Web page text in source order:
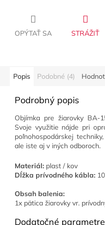
OPÝTAŤ SA STRÁŽIŤ
Popis Podobné (4)
Podrobný popis
Objímka pre žiarovky BA-
Svoje využitie nájde pri
poľnohospodárskej
ale iste aj v iných odboroch.
Materiál: plast / kov
Dĺžka prívodného kábla:
Obsah balenia:
1x pätica žiarovky vr.
Dodatočné parametre